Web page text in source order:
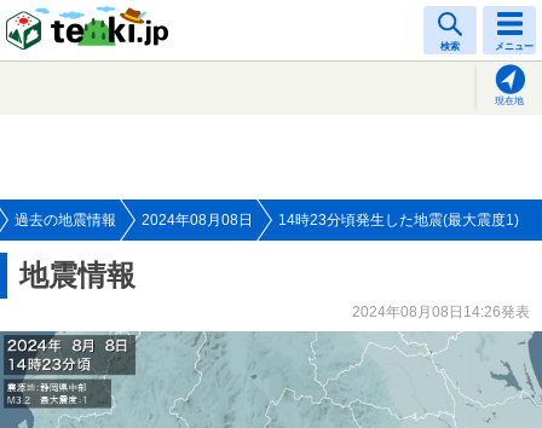
検索 メニュー
現在地
過去の地震情報 2024年08月08日 14時23分頃発生した地震(最大震度1)
地震情報
2024年08月08日14:26発表